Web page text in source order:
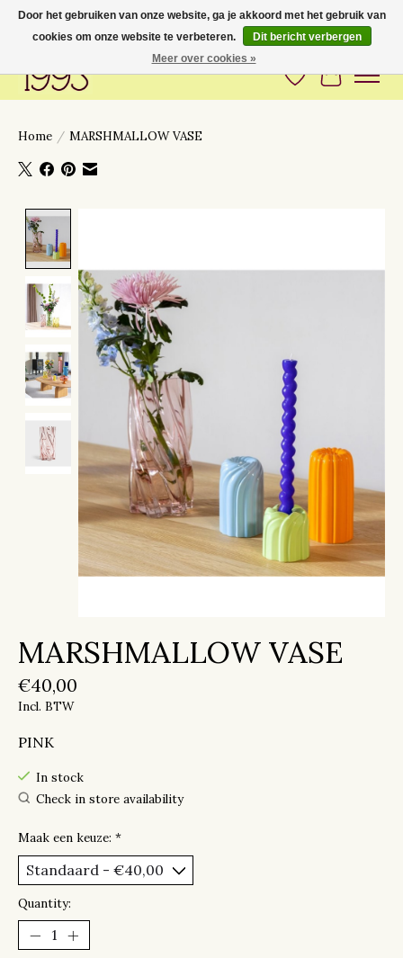
Love to have you around
Verlanglijst
Home / MARSHMALLOW VASE
MARSHMALLOW VASE
€40,00
Incl. BTW
PINK
In stock
Check in store availability
Maak een keuze: *
Quantity:
Door het gebruiken van onze website, ga je akkoord met het gebruik van
cookies om onze website te verbeteren.
Dit bericht verbergen
Meer over cookies »